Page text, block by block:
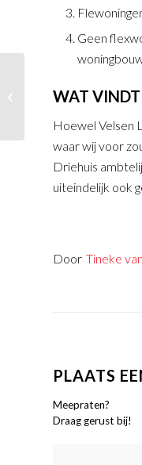
Geen
WAT VINDT
Hoewel Velsen
waar wij voor
Driehuis
uiteindelijk ook
Door Tineke
PLAATS
Meepraten?
Draag gerust bij!
versoepelen regels voor